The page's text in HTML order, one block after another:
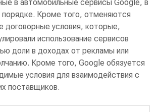
в автомобильные сервисы Google, в
порядке. Кроме того, отменяются
договорные условия, которые,
использование сервисов
доли в доходах от рекламы или
Кроме того, Google обязуется
условия для взаимодействия с
поставщиков.